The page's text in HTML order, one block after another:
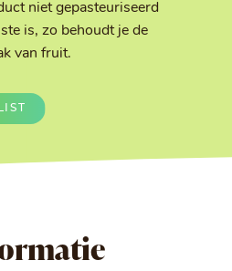
niet gepasteuriseerd
is, zo behoudt je de
van fruit.